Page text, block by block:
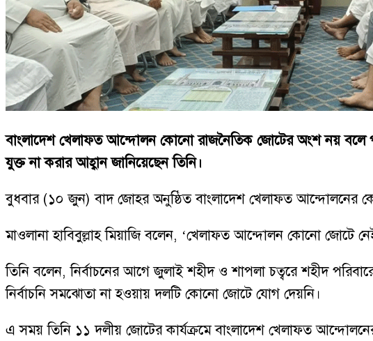
বাংলাদেশ খেলাফত আন্দোলন কোনো রাজনৈতিক জোটের অংশ নয় বলে
যুক্ত না করার আহ্বান জানিয়েছেন তিনি।
বুধবার (১০ জুন) বাদ জোহর অনুষ্ঠিত বাংলাদেশ খেলাফত আন্দোলনের
মাওলানা হাবিবুল্লাহ মিয়াজি বলেন, ‘খেলাফত আন্দোলন কোনো জোটে
তিনি বলেন, নির্বাচনের আগে জুলাই শহীদ ও শাপলা চত্বরে শহীদ
নির্বাচনি সমঝোতা না হওয়ায় দলটি কোনো জোটে যোগ দেয়নি।
এ সময় তিনি ১১ দলীয় জোটের কার্যক্রমে বাংলাদেশ খেলাফত